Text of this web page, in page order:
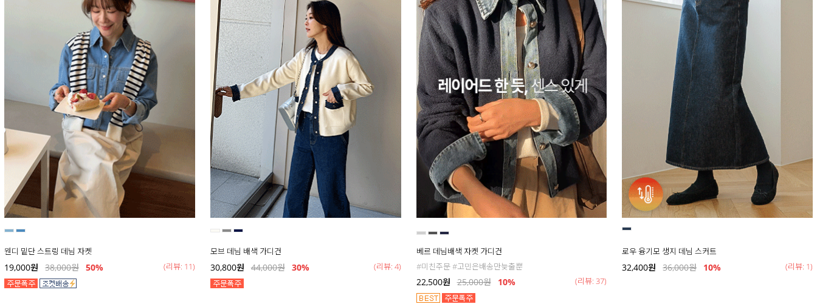
웬디 밑단 스트링 데님 자켓
19,000원 38,000원 50% (리뷰: 11)
모브 데님 배색 가디건
30,800원 44,000원 30% (리뷰: 4)
베르 데님배색 자켓 가디건
#미친주문 #고민은배송만늦출뿐
22,500원 25,000원 10% (리뷰: 37)
로우 융기모 생지 데님 스커트
32,400원 36,000원 10% (리뷰: 1)